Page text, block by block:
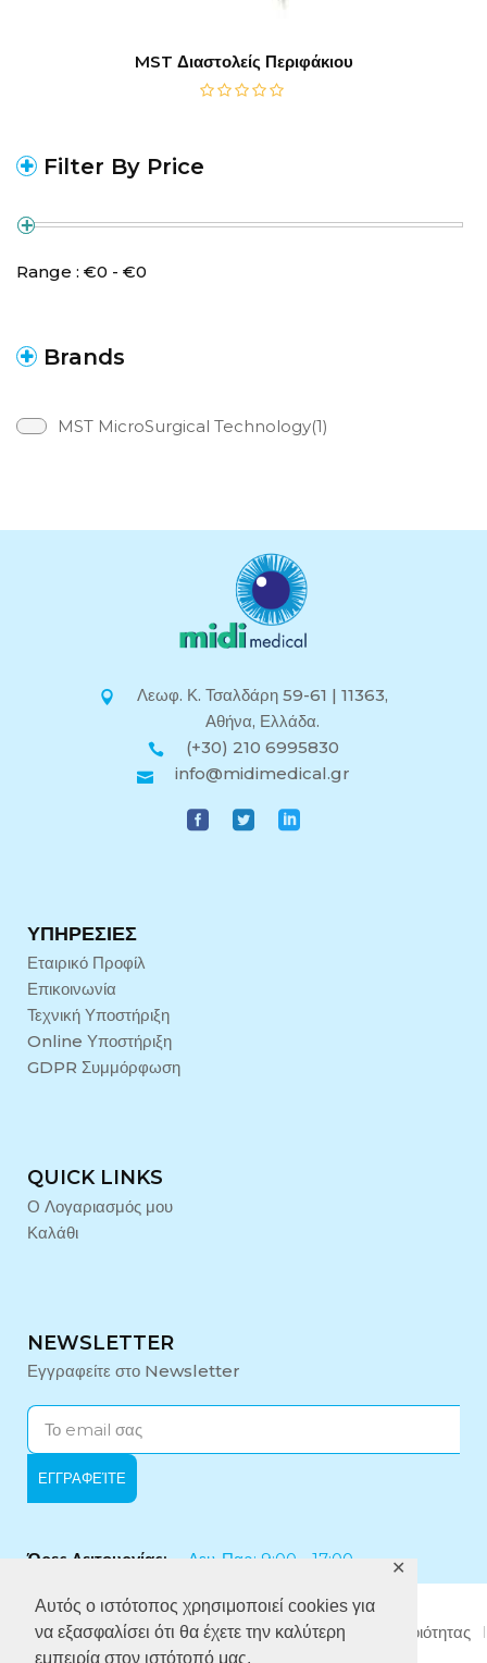
Αυτός ο ιστότοπος χρησιμοποιεί cookies για
να εξασφαλίσει ότι θα έχετε την καλύτερη
εμπειρία στον ιστότοπό μας.
✕
Filter By Price
Range : €0 - €0
Brands
MST MicroSurgical Technology(1)
MST Διαστολείς Περιφάκιου
Λεωφ. Κ. Τσαλδάρη 59-61 | 11363,
Αθήνα, Ελλάδα.
(+30) 210 6995830
info@midimedical.gr
ΥΠΗΡΕΣΊΕΣ
Εταιρικό Προφίλ
Επικοινωνία
Τεχνική Υποστήριξη
Online Υποστήριξη
GDPR Συμμόρφωση
QUICK LINKS
Ο Λογαριασμός μου
Καλάθι
NEWSLETTER
Εγγραφείτε στο Newsletter
Ώρες Λειτουργίας: Δευ-Παρ: 9:00 - 17:00
Εταιρικό Προφίλ Πολιτική Απορρήτου
Πολιτική Ποιότητας
Πολιτική κατά της Δωροδοκίας